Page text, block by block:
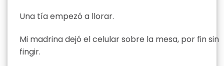
Una tía empezó a llorar.
Mi madrina dejó el celular sobre la mesa, por fin sin
fingir.